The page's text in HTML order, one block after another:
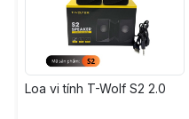
Loa vi tính T-Wolf S2 2.0